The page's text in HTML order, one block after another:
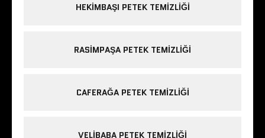
HEKIMBAŞI PETEK TEMIZLIĞI
RASIMPAŞA PETEK TEMIZLIĞI
CAFERAĞA PETEK TEMIZLIĞI
VELIBABA PETEK TEMIZLIĞI